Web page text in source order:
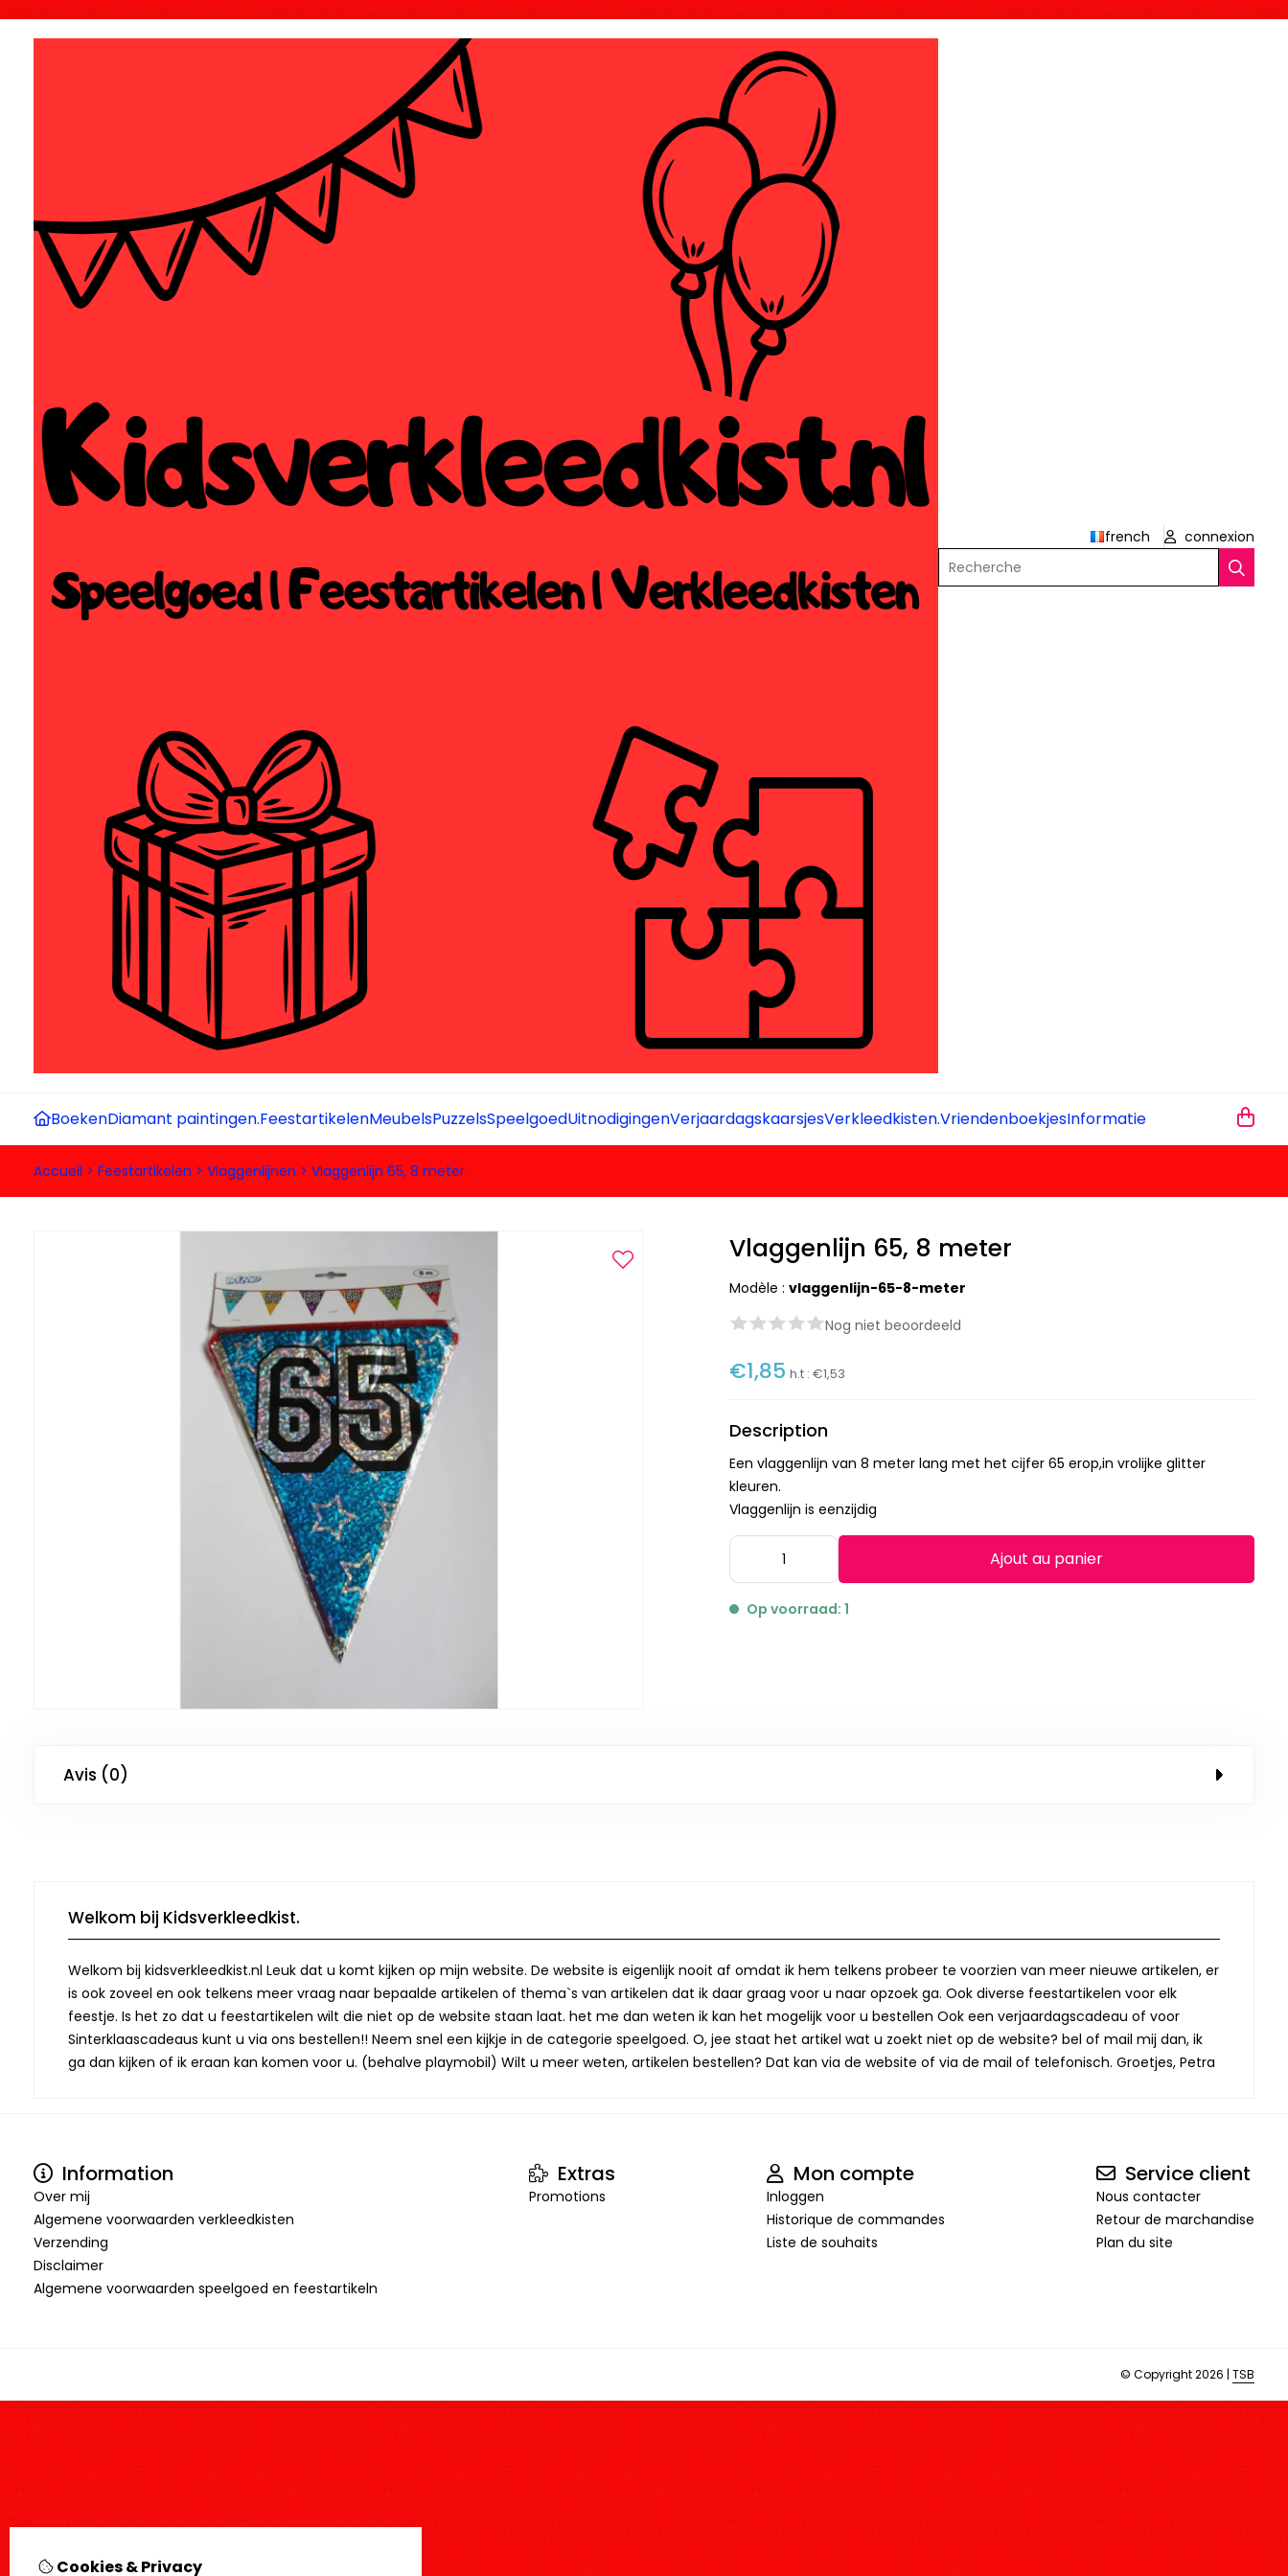
french
connexion
Recherche
BoekenDiamant paintingen.FeestartikelenMeubelsPuzzelsSpeelgoedUitnodigingenVerjaardagskaarsjesVerkleedkisten.VriendenboekjesInformatie
Accueil > Feestartikelen > Vlaggenlijnen > Vlaggenlijn 65, 8 meter
Vlaggenlijn 65, 8 meter
Modèle :vlaggenlijn-65-8-meter
Nog niet beoordeeld
€1,85 h.t :€1,53
Description
Een vlaggenlijn van 8 meter lang met het cijfer 65 erop,in vrolijke glitter
kleuren.
Vlaggenlijn is eenzijdig
Ajout au panier
Op voorraad: 1
Avis (0)
Welkom bij Kidsverkleedkist.
Welkom bij kidsverkleedkist.nl Leuk dat u komt kijken op mijn website. De website is eigenlijk nooit af omdat ik hem telkens probeer te voorzien van meer nieuwe artikelen, er
is ook zoveel en ook telkens meer vraag naar bepaalde artikelen of thema`s van artikelen dat ik daar graag voor u naar opzoek ga. Ook diverse feestartikelen voor elk
feestje. Is het zo dat u feestartikelen wilt die niet op de website staan laat. het me dan weten ik kan het mogelijk voor u bestellen Ook een verjaardagscadeau of voor
Sinterklaascadeaus kunt u via ons bestellen!! Neem snel een kijkje in de categorie speelgoed. O, jee staat het artikel wat u zoekt niet op de website? bel of mail mij dan, ik
ga dan kijken of ik eraan kan komen voor u. (behalve playmobil) Wilt u meer weten, artikelen bestellen? Dat kan via de website of via de mail of telefonisch. Groetjes, Petra
Information
Over mij
Algemene voorwaarden verkleedkisten
Verzending
Disclaimer
Algemene voorwaarden speelgoed en feestartikeln
Extras
Promotions
Mon compte
Inloggen
Historique de commandes
Liste de souhaits
Service client
Nous contacter
Retour de marchandise
Plan du site
© Copyright 2026 | TSB
Cookies & Privacy